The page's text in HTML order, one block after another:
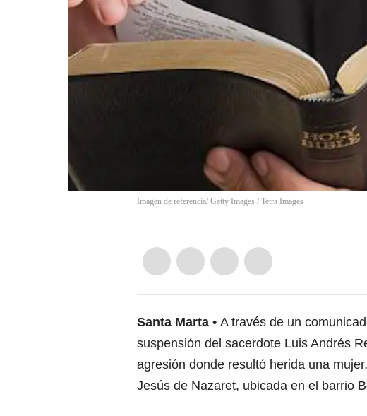
Imagen de referencia/ Getty Images / Tetra Images
Santa Marta A través de un
suspensión del sacerdote Luis Andrés
agresión donde resultó herida una
Jesús de Nazaret, ubicada en el barrio